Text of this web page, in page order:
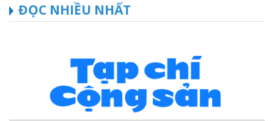
ĐỌC NHIỀU NHẤT